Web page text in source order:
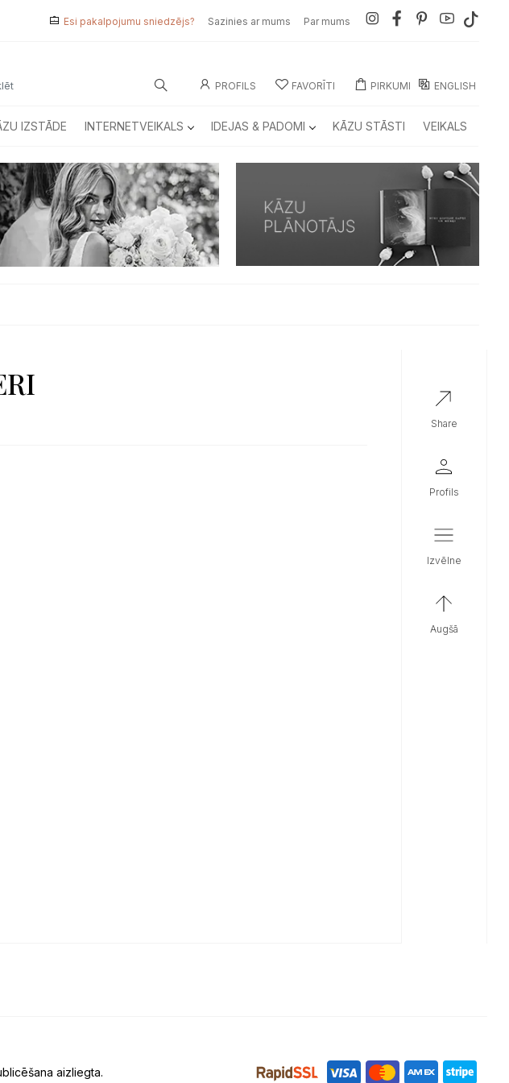
Esi pakalpojumu sniedzējs? Sazinies ar mums Par mums
PROFILS FAVORĪTI PIRKUMI ENGLISH
IZSTĀDE INTERNETVEIKALS IDEJAS & PADOMI KĀZU STĀSTI VEIKALS
share
profils
izvēlne
augšā
aizliegta.